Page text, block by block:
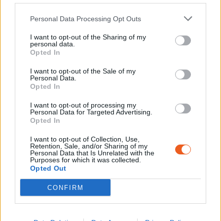
Personal Data Processing Opt Outs
I want to opt-out of the Sharing of my
personal data.
Opted In
I want to opt-out of the Sale of my
Personal Data.
Opted In
I want to opt-out of processing my
Personal Data for Targeted Advertising.
Opted In
I want to opt-out of Collection, Use,
Retention, Sale, and/or Sharing of my
Personal Data that Is Unrelated with the
Purposes for which it was collected.
Opted Out
CONFIRM